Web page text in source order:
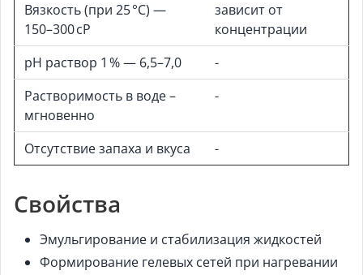
Вязкость (при 25 °C) —
150–300 cP
зависит от
концентрации
pH раствор 1 % — 6,5–7,0
-
Растворимость в воде –
мгновенно
-
Отсутствие запаха и вкуса -
Свойства
Эмульгирование и стабилизация жидкостей
Формирование гелевых сетей при нагревании